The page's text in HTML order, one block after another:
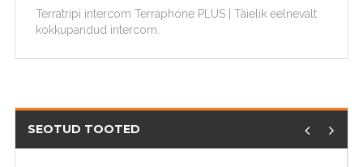
Terratripi intercom Terraphone PLUS | Täielik eelnevalt
kokkupandud intercom.
SEOTUD TOOTED